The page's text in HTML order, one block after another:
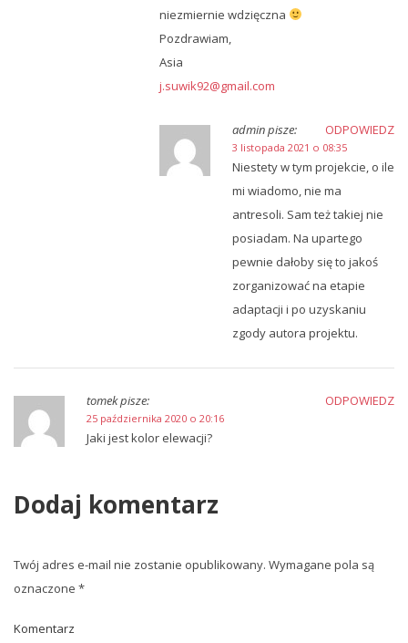
niezmiernie wdzięczna
Pozdrawiam,
Asia
j.suwik92@gmail.com
adminpisze:
3 listopada 2021 o 08:35
Niestety w tym projekcie, o ile
mi wiadomo, nie ma
antresoli. Sam też takiej nie
posiadam. Na upartego
pewnie dałoby się to jakoś
zorganizować na etapie
adaptacji i po uzyskaniu
zgody autora projektu.
ODPOWIEDZ
tomekpisze:
25 października 2020 o 20:16
Jaki jest kolor elewacji?
ODPOWIEDZ
Dodaj komentarz
Twój adres e-mail nie zostanie opublikowany. Wymagane pola są
oznaczone *
Komentarz